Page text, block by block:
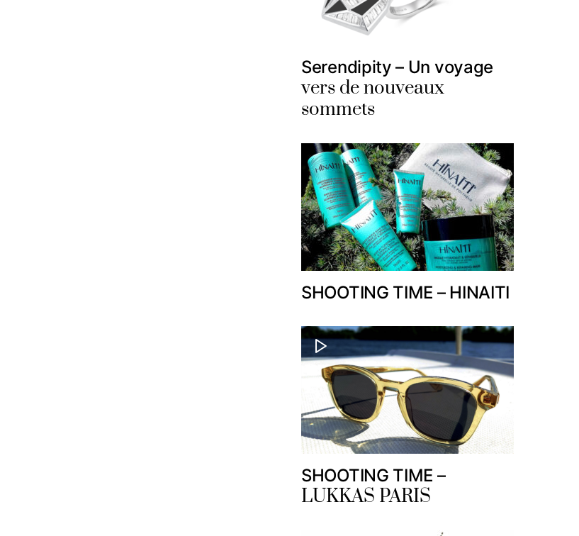
Serendipity – Un voyage
vers de nouveaux
sommets
SHOOTING TIME – HINAITI
SHOOTING TIME –
LUKKAS PARIS